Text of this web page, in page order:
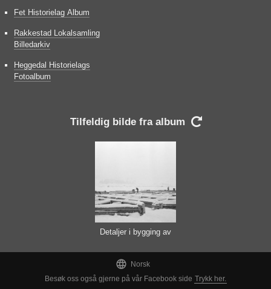
Fet Historielag Album
Rakkestad Lokalsamling
Billedarkiv
Heggedal Historielags
Fotoalbum
Tilfeldig bilde fra album 
Detaljer i bygging av
isen 1937.

Norsk
Besøk oss også gjerne på vår Facebook side
Trykk her.